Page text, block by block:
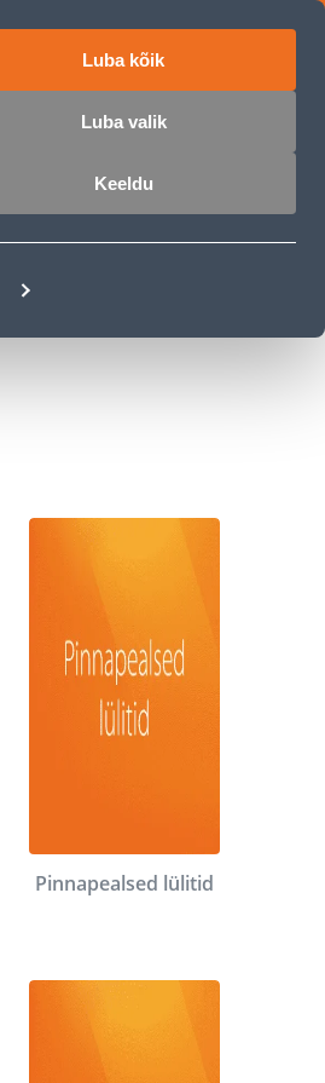
Luba kõik
Luba valik
Keeldu
Pinnapealsed lülitid